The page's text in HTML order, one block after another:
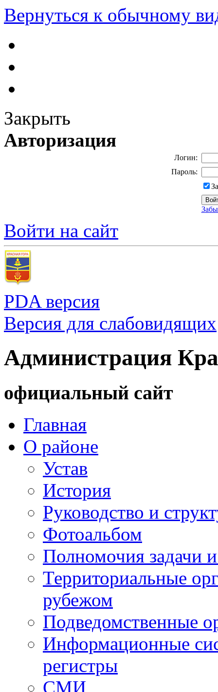
Вернуться к обычному
Закрыть
Авторизация
Логин:
Пароль:
Войти на сайт
PDA версия
Версия для слабовидящих
Администрация
официальный сайт
Главная
О районе
Устав
История
Руководство и
Фотоальбом
Полномочия задачи
Территориальные
рубежом
Подведомственные
Информационные
регистры
СМИ